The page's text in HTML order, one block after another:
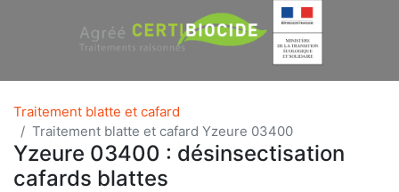
Traitement blatte et cafard
Traitement blatte et cafard Yzeure 03400
Yzeure 03400 : désinsectisation
cafards blattes